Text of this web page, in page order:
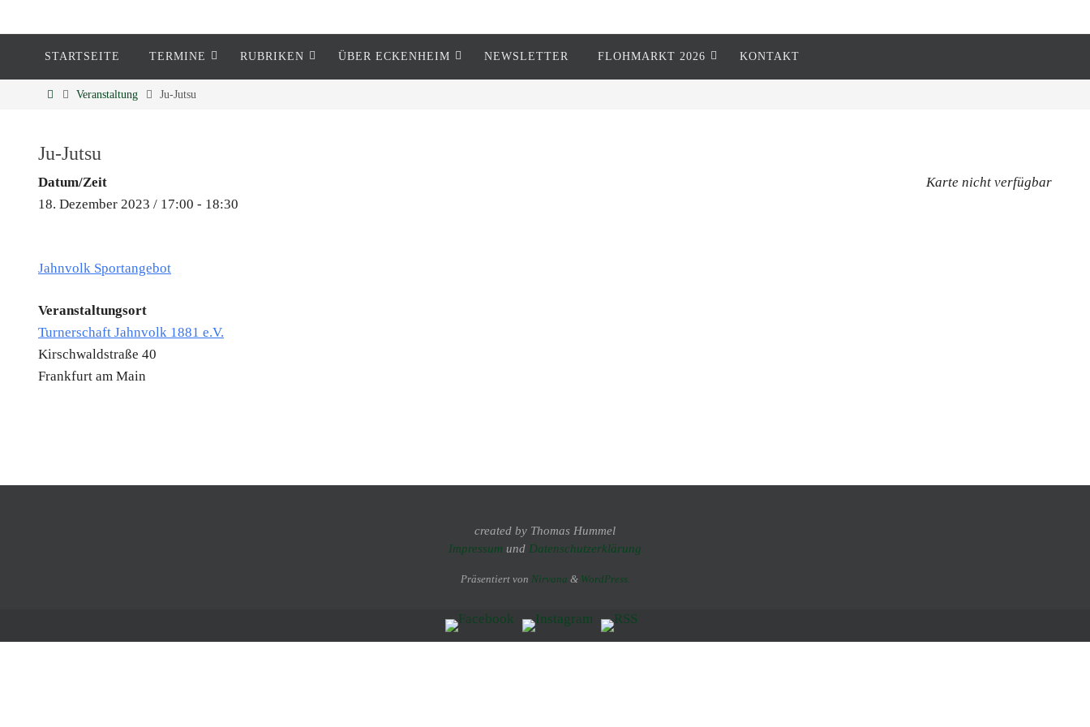
Eckenheim
STARTSEITE TERMINE RUBRIKEN ÜBER ECKENHEIM NEWSLETTER FLOHMARKT 2026 KONTAKT
Veranstaltung Ju-Jutsu
Ju-Jutsu
Karte nicht verfügbar
Datum/Zeit
18. Dezember 2023 / 17:00 - 18:30
Jahnvolk Sportangebot
Veranstaltungsort
Turnerschaft Jahnvolk 1881 e.V.
Kirschwaldstraße 40
Frankfurt am Main
created by Thomas Hummel
Impressum und Datenschutzerklärung
Präsentiert von Nirvana & WordPress.